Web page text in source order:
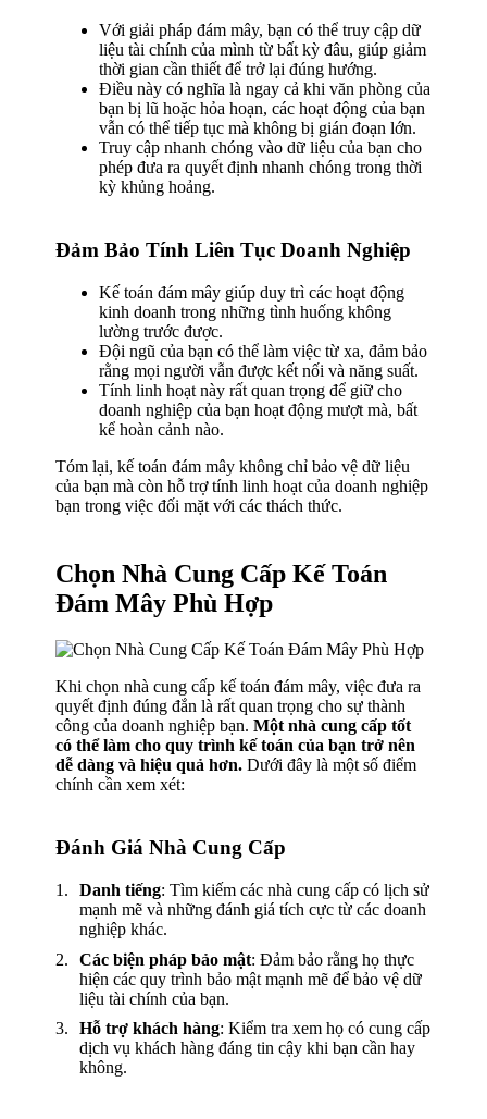
Với giải pháp đám mây, bạn có thể truy cập dữ
liệu tài chính của mình từ bất kỳ đâu, giúp giảm
thời gian cần thiết để trở lại đúng hướng.
Điều này có nghĩa là ngay cả khi văn phòng của
bạn bị lũ hoặc hỏa hoạn, các hoạt động của bạn
vẫn có thể tiếp tục mà không bị gián đoạn lớn.
Truy cập nhanh chóng vào dữ liệu của bạn cho
phép đưa ra quyết định nhanh chóng trong thời
kỳ khủng hoảng.
Đảm Bảo Tính Liên Tục Doanh Nghiệp
Kế toán đám mây giúp duy trì các hoạt động
kinh doanh trong những tình huống không
lường trước được.
Đội ngũ của bạn có thể làm việc từ xa, đảm bảo
rằng mọi người vẫn được kết nối và năng suất.
Tính linh hoạt này rất quan trọng để giữ cho
doanh nghiệp của bạn hoạt động mượt mà, bất
kể hoàn cảnh nào.
Tóm lại, kế toán đám mây không chỉ bảo vệ dữ liệu
của bạn mà còn hỗ trợ tính linh hoạt của doanh nghiệp
bạn trong việc đối mặt với các thách thức.
Chọn Nhà Cung Cấp Kế Toán
Đám Mây Phù Hợp
Khi chọn nhà cung cấp kế toán đám mây, việc đưa ra
quyết định đúng đắn là rất quan trọng cho sự thành
công của doanh nghiệp bạn.Một nhà cung cấp tốt
có thể làm cho quy trình kế toán của bạn trở nên
dễ dàng và hiệu quả hơn. Dưới đây là một số điểm
chính cần xem xét:
Đánh Giá Nhà Cung Cấp
Danh tiếng: Tìm kiếm các nhà cung cấp có lịch sử
mạnh mẽ và những đánh giá tích cực từ các doanh
nghiệp khác.
Các biện pháp bảo mật: Đảm bảo rằng họ thực
hiện các quy trình bảo mật mạnh mẽ để bảo vệ dữ
liệu tài chính của bạn.
Hỗ trợ khách hàng: Kiểm tra xem họ có cung cấp
dịch vụ khách hàng đáng tin cậy khi bạn cần hay
không.